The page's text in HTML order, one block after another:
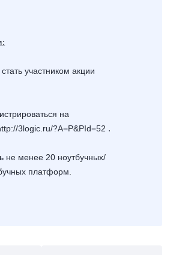
участником акции
на
3logic.ru/?A=P&PId=52 .
не менее 20 ноутбучных/
платформ.